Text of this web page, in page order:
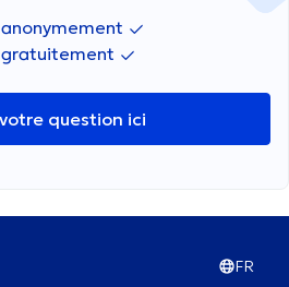
gratuitement
question ici
FR